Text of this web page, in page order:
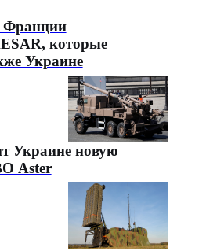
Франции
которые
Украине
Украине новую
Aster